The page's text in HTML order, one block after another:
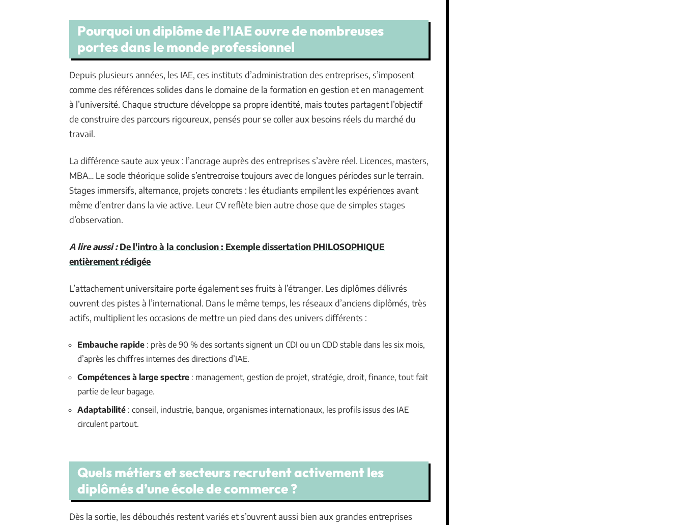
Pourquoi un diplôme de l’IAE ouvre de nombreuses
portes dans le monde professionnel
Depuis plusieurs années, les IAE, ces instituts d’administration des entreprises, s’imposent
comme des références solides dans le domaine de la formation en gestion et en management
à l’université. Chaque structure développe sa propre identité, mais toutes partagent l’objectif
de construire des parcours rigoureux, pensés pour se coller aux besoins réels du marché du
travail.
La différence saute aux yeux : l’ancrage auprès des entreprises s’avère réel. Licences, masters,
MBA… Le socle théorique solide s’entrecroise toujours avec de longues périodes sur le terrain.
Stages immersifs, alternance, projets concrets : les étudiants empilent les expériences avant
même d’entrer dans la vie active. Leur CV reflète bien autre chose que de simples stages
d’observation.
A lire aussi : De l'intro à la conclusion : Exemple dissertation PHILOSOPHIQUE
entièrement rédigée
L’attachement universitaire porte également ses fruits à l’étranger. Les diplômes délivrés
ouvrent des pistes à l’international. Dans le même temps, les réseaux d’anciens diplômés, très
actifs, multiplient les occasions de mettre un pied dans des univers différents :
Embauche rapide : près de 90 % des sortants signent un CDI ou un CDD stable dans les six mois,
d’après les chiffres internes des directions d’IAE.
Compétences à large spectre : management, gestion de projet, stratégie, droit, finance, tout fait
partie de leur bagage.
Adaptabilité : conseil, industrie, banque, organismes internationaux, les profils issus des IAE
circulent partout.
Quels métiers et secteurs recrutent activement les
diplômés d’une école de commerce ?
Dès la sortie, les débouchés restent variés et s’ouvrent aussi bien aux grandes entreprises